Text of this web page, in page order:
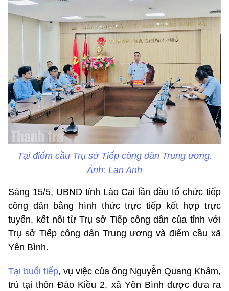
Tại điểm cầu Trụ sở Tiếp công dân Trung ương.
Ảnh: Lan Anh
Sáng 15/5, UBND tỉnh Lào Cai lần đầu tổ chức tiếp
công dân bằng hình thức trực tiếp kết hợp trực
tuyến, kết nối từ Trụ sở Tiếp công dân của tỉnh với
Trụ sở Tiếp công dân Trung ương và điểm cầu xã
Yên Bình.
Tại buổi tiếp, vụ việc của ông Nguyễn Quang Khâm,
trú tại thôn Đào Kiều 2, xã Yên Bình được đưa ra